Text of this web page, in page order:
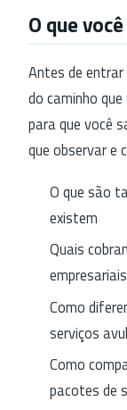
O que
Antes de
do caminho
para que você
que observar e
O que são
existem
Quais
empresariais
Como
serviços
Como
pacotes de